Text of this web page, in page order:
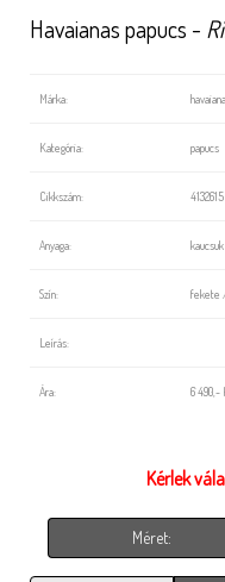
Havaianas papucs -
Márka:
Kategória: papucs
Cikkszám: 4132615
Anyaga: kaucsuk
Szín: fekete
Leírás:
Ára: 6 490,-
Kérlek
Méret: